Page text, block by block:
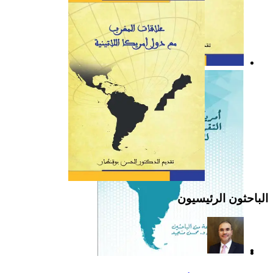
كتاب: علاقات المغرب مع
دول أمريكا اللاتينية
الباحثون الرئيسيون